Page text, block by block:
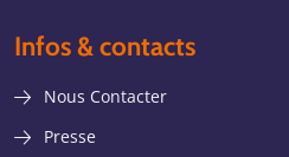
Infos & contacts
Nous Contacter
Presse